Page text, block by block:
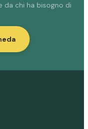
da chi ha bisogno di